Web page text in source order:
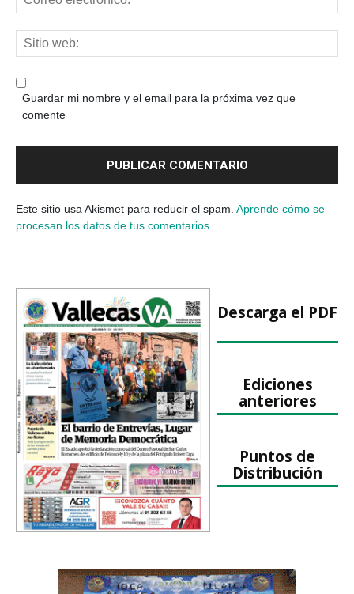
Guardar mi nombre y el email para la próxima vez que
comente
Este sitio usa Akismet para reducir el spam. Aprende cómo se
procesan los datos de tus comentarios.
Descarga el PDF
Ediciones
anteriores
Puntos de
Distribución